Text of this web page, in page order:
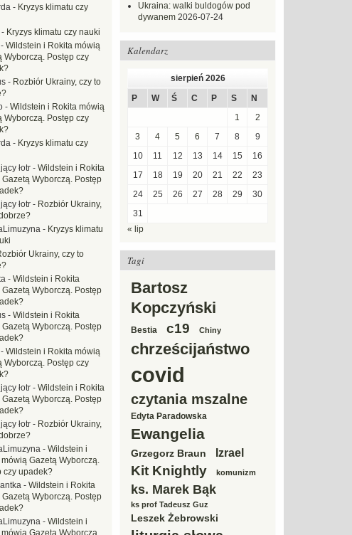
Ukraina: walki buldogów pod
dywanem 2026-07-24
Kalendarz
sierpień 2026
P
W Ś C P S
N
1
2
3
4 5 6 7 8
9
10
11 12 13 14 15
16
17
18 19 20 21 22
23
24
25 26 27 28 29
30
31
« lip
Tagi
Bartosz
Kopczyński
Bestia c19 Chiny
chrześcijaństwo
covid
czytania mszalne
Edyta Paradowska
Ewangelia
Grzegorz Braun Izrael
Kit Knightly komunizm
ks. Marek Bąk
ks prof Tadeusz Guz
Leszek Żebrowski
- Kryzys klimatu czy
- Kryzys klimatu czy nauki
- Wildstein i Rokita mówią
Wyborczą. Postęp czy
- Rozbiór Ukrainy, czy to
- Wildstein i Rokita mówią
Wyborczą. Postęp czy
- Kryzys klimatu czy
łotr - Wildstein i Rokita
Wyborczą. Postęp
łotr - Rozbiór Ukrainy,
- Kryzys klimatu
Ukrainy, czy to
- Wildstein i Rokita
Wyborczą. Postęp
- Wildstein i Rokita
Wyborczą. Postęp
- Wildstein i Rokita mówią
Wyborczą. Postęp czy
łotr - Wildstein i Rokita
Wyborczą. Postęp
łotr - Rozbiór Ukrainy,
- Wildstein i
mówią Gazetą Wyborczą.
czy upadek?
- Wildstein i Rokita
Wyborczą. Postęp
- Wildstein i
Gazetą Wyborczą.